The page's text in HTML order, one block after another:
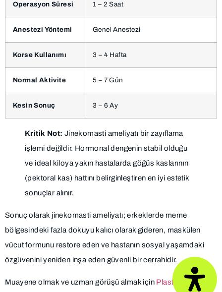
Operasyon Süresi 1 – 2 Saat
Anestezi Yöntemi Genel Anestezi
Korse Kullanımı 3 – 4 Hafta
Normal Aktivite 5 – 7 Gün
Kesin Sonuç 3 – 6 Ay
Kritik Not: Jinekomasti ameliyatı bir zayıflama
işlemi değildir. Hormonal dengenin stabil olduğu
ve ideal kiloya yakın hastalarda göğüs kaslarının
(pektoral kas) hattını belirginleştiren en iyi estetik
sonuçlar alınır.
Sonuç olarak jinekomasti ameliyatı; erkeklerde meme
bölgesindeki fazla dokuyu kalıcı olarak gideren, maskülen
vücut formunu restore eden ve hastanın sosyal yaşamdaki
özgüvenini yeniden inşa eden güvenli bir cerrahidir.
Muayene olmak ve uzman görüşü almak için Plastik